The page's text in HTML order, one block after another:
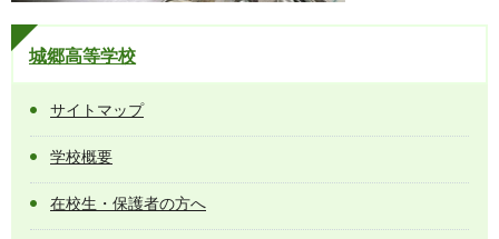
城郷高等学校
サイトマップ
学校概要
在校生・保護者の方へ